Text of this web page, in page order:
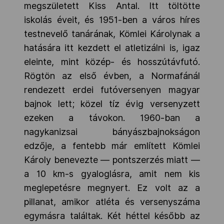
megszületett Kiss Antal. Itt töltötte
iskolás éveit, és 1951-ben a város híres
testnevelő tanárának, Kömlei Károlynak a
hatására itt kezdett el atletizálni is, igaz
eleinte, mint közép- és hosszútávfutó.
Rögtön az első évben, a Normafánál
rendezett erdei futóversenyen magyar
bajnok lett; közel tíz évig versenyzett
ezeken a távokon. 1960-ban a
nagykanizsai bányászbajnokságon
edzője, a fentebb már említett Kömlei
Károly benevezte — pontszerzés miatt —
a 10 km-s gyaloglásra, amit nem kis
meglepetésre megnyert. Ez volt az a
pillanat, amikor atléta és versenyszáma
egymásra találtak. Két héttel később az